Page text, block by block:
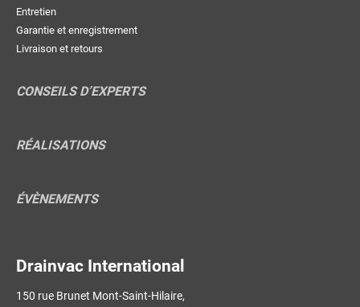
Entretien
Garantie et enregistrement
Livraison et retours
CONSEILS D’EXPERTS
RÉALISATIONS
ÉVÈNEMENTS
Drainvac International
150 rue Brunet Mont-Saint-Hilaire,